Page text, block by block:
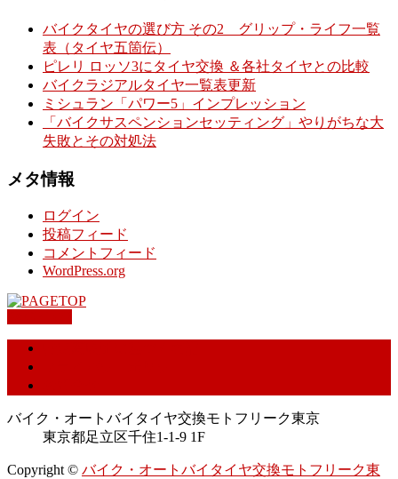
バイクタイヤの選び方 その2 グリップ・ライフ一覧
表（タイヤ五箇伝）
ピレリ ロッソ3にタイヤ交換 ＆各社タイヤとの比較
バイクラジアルタイヤ一覧表更新
ミシュラン「パワー5」インプレッション
「バイクサスペンションセッティング」やりがちな大
失敗とその対処法
メタ情報
ログイン
投稿フィード
コメントフィード
WordPress.org
バイク・オートバイタイヤ交換モトフリーク東京
東京都足立区千住1-1-9 1F
Copyright © バイク・オートバイタイヤ交換モトフリーク東